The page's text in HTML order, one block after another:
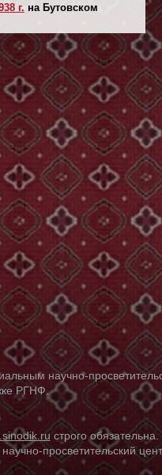
г. на Бутовском
научно-
РГНФ.
строго обязательна.
просветительский